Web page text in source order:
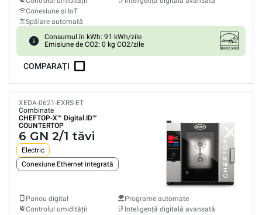
Conexiune și IoT
Spălare automată
Consumul în kWh: 91 kWh/zile
Emisiune de CO2: 0 kg CO2/zile
COMPARAȚI
XEDA-0621-EXRS-ET
Combinate
CHEFTOP-X™ Digital.ID™
COUNTERTOP
6 GN 2/1 tăvi
Electric
Conexiune Ethernet integrată
Panou digital
Controlul umidității
Programe automate
Inteligență digitală avansată